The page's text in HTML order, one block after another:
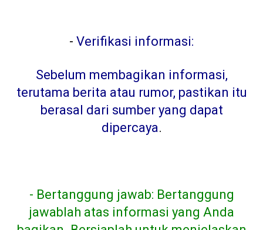
- Verifikasi informasi:
Sebelum membagikan informasi,
terutama berita atau rumor, pastikan itu
berasal dari sumber yang dapat
dipercaya.
- Bertanggung jawab: Bertanggung
jawablah atas informasi yang Anda